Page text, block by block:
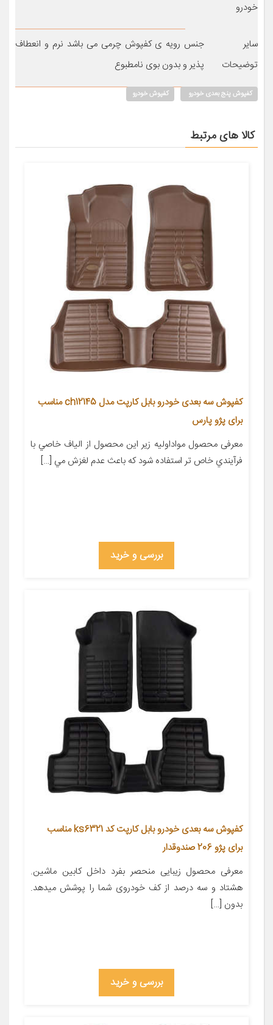
خودرو
سایر
توضیحات
جنس رویه ی کفپوش چرمی می باشد نرم و انعطاف
پذیر و بدون بوی نامطبوع
کفپوش پنج بعدی خودرو کفپوش خودرو
کالا های مرتبط
کفپوش سه بعدی خودرو بابل کارپت مدل ch12145 مناسب
برای پژو پارس
معرفی محصول مواداوليه زير اين محصول از الياف خاصي با
فرآيندي خاص تر استفاده شود كه باعث عدم لغزش مي […]
بررسی و خرید
کفپوش سه بعدی خودرو بابل کارپت کد ks6321 مناسب
برای پژو 206 صندوقدار
معرفی محصول زیبایی منحصر بفرد داخل کابین ماشین.
هشتاد و سه درصد از کف خودروی شما را پوشش میدهد.
بدون […]
بررسی و خرید